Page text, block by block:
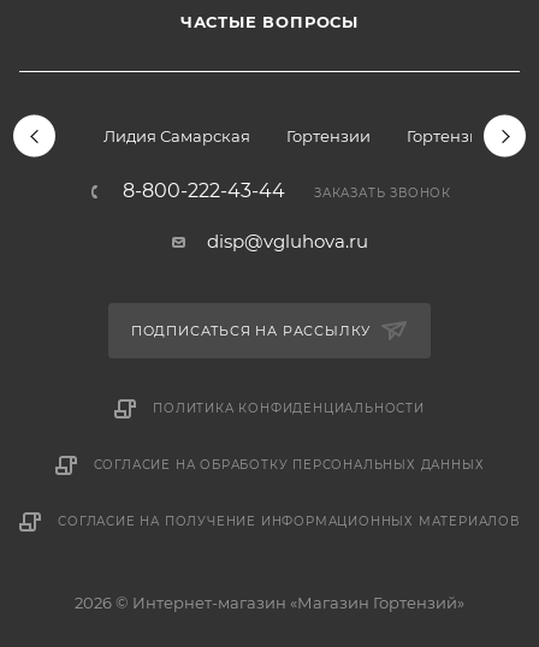
ЧАСТЫЕ ВОПРОСЫ
Лидия Самарская Гортензии Гортензии
8-800-222-43-44 ЗАКАЗАТЬ ЗВОНОК
disp@vgluhova.ru
ПОДПИСАТЬСЯ НА РАССЫЛКУ
ПОЛИТИКА КОНФИДЕНЦИАЛЬНОСТИ
СОГЛАСИЕ НА ОБРАБОТКУ ПЕРСОНАЛЬНЫХ ДАННЫХ
СОГЛАСИЕ НА ПОЛУЧЕНИЕ ИНФОРМАЦИОННЫХ МАТЕРИАЛОВ
2026 © Интернет-магазин «Магазин Гортензий»